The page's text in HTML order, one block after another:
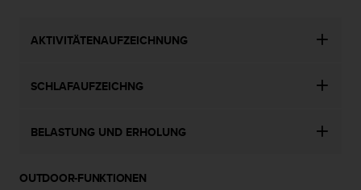
AKTIVITÄTENAUFZEICHNUNG
SCHLAFAUFZEICHNG
BELASTUNG UND ERHOLUNG
OUTDOOR-FUNKTIONEN